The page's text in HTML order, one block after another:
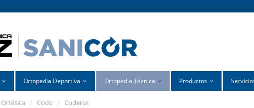
Ortopedia Deportiva Ortopedia Técnica Productos
ortésica codo coderas